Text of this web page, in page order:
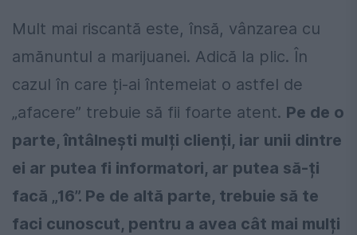
Mult mai riscantă este, însă, vânzarea cu
amănuntul a marijuanei. Adică la plic. În
cazul în care ți-ai întemeiat o astfel de
„afacere” trebuie să fii foarte atent. Pe de o
parte, întâlnești mulți clienți, iar unii dintre
ei ar putea fi informatori, ar putea să-ți
facă „16”. Pe de altă parte, trebuie să te
faci cunoscut, pentru a avea cât mai mulți